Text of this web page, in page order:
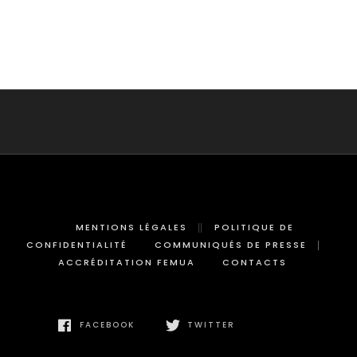
MENTIONS LÉGALES
POLITIQUE DE
CONFIDENTIALITÉ
COMMUNIQUÉS DE PRESSE
ACCRÉDITATION FEMUA
CONTACTS
FACEBOOK TWITTER